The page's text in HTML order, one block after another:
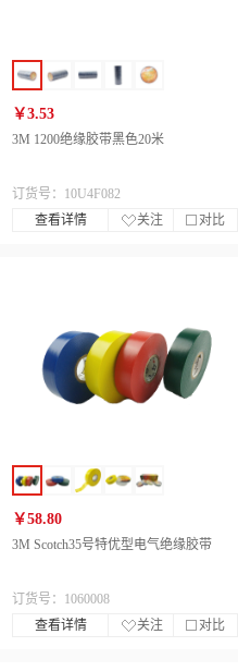
￥3.53
3M 1200绝缘胶带黑色20米
订货号：10U4F082
查看详情
关注 对比
￥58.80
3M Scotch35号特优型电气绝缘胶带
订货号：1060008
查看详情
关注 对比